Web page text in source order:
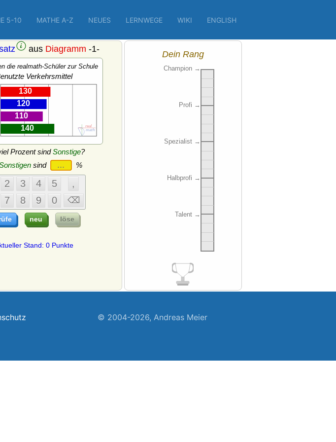
5-10 MATHE A-Z NEUES LERNWEGE WIKI ENGLISH
aus Diagramm -1-
die realmath-Schüler zur Schule
Verkehrsmittel
Prozent sindSonstige?
sind %
Stand: 0 Punkte
Dein Rang
Champion →
Profi →
Spezialist →
Halbprofi →
Talent →
© 2004-2026, Andreas Meier